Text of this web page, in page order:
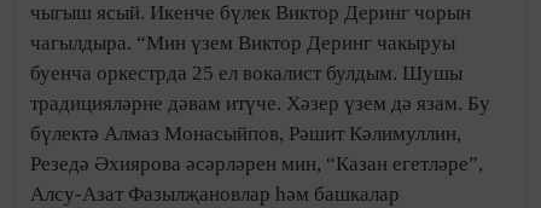
чыгыш ясый. Икенче бүлек Виктор Деринг чорын
чагылдыра. “Мин үзем Виктор Деринг чакыруы
буенча оркестрда 25 ел вокалист булдым. Шушы
традицияләрне дәвам итүче. Хәзер үзем дә язам. Бу
бүлектә Алмаз Монасыйпов, Рәшит Кәлимуллин,
Резедә Әхиярова әсәрләрен мин, “Казан егетләре”,
Алсу-Азат Фазылҗановлар һәм башкалар